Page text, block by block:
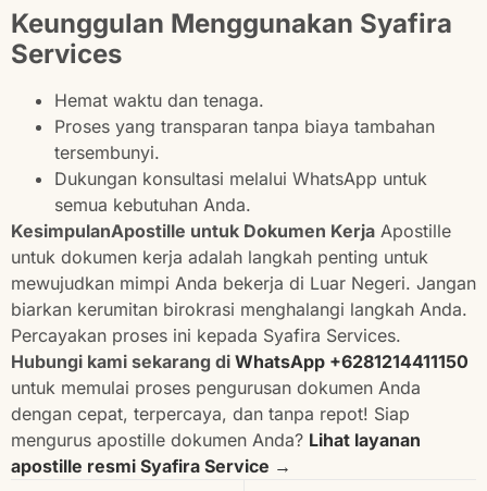
Keunggulan Menggunakan Syafira
Services
Hemat waktu dan tenaga.
Proses yang transparan tanpa biaya tambahan
tersembunyi.
Dukungan konsultasi melalui WhatsApp untuk
semua kebutuhan Anda.
KesimpulanApostille untuk Dokumen Kerja Apostille
untuk dokumen kerja adalah langkah penting untuk
mewujudkan mimpi Anda bekerja di Luar Negeri. Jangan
biarkan kerumitan birokrasi menghalangi langkah Anda.
Percayakan proses ini kepada Syafira Services.
Hubungi kami sekarang di WhatsApp +6281214411150
untuk memulai proses pengurusan dokumen Anda
dengan cepat, terpercaya, dan tanpa repot! Siap
mengurus apostille dokumen Anda? Lihat layanan
apostille resmi Syafira Service →